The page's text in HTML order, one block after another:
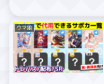
ウマ娘